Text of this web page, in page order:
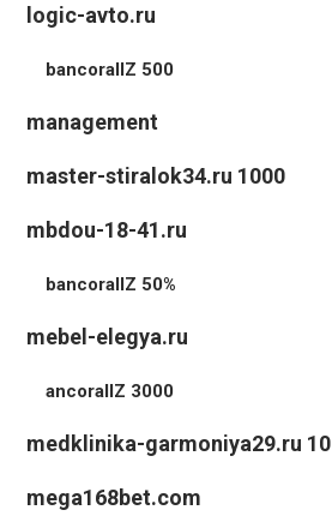
logic-avto.ru
bancorallZ 500
management
master-stiralok34.ru 1000
mbdou-18-41.ru
bancorallZ 50%
mebel-elegya.ru
ancorallZ 3000
medklinika-garmoniya29.ru 10
mega168bet.com